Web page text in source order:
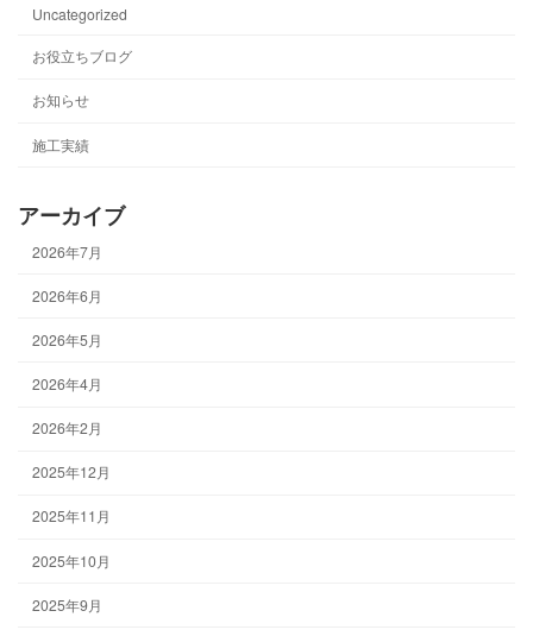
Uncategorized
お役立ちブログ
お知らせ
施工実績
アーカイブ
2026年7月
2026年6月
2026年5月
2026年4月
2026年2月
2025年12月
2025年11月
2025年10月
2025年9月